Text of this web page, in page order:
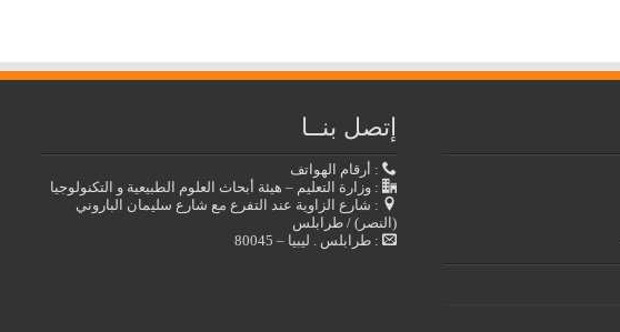
إتصل بنــا
: أرقام الهواتف
: وزارة التعليم – هيئة أبحاث العلوم الطبيعية و التكنولوجيا
: شارع الزاوية عند التفرع مع شارع سليمان الباروني
(النصر) / طرابلس
: طرابلس . ليبيا – 80045